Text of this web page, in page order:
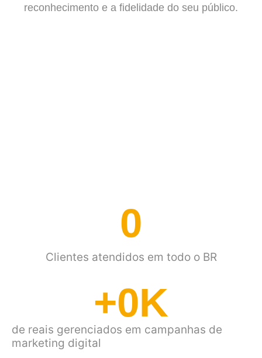
reconhecimento e a fidelidade do seu público.
Clientes atendidos em todo o BR
0
de reais gerenciados em campanhas de
marketing digital
+0K